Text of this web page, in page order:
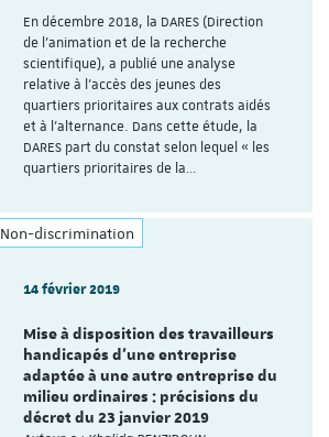
En décembre 2018, la DARES (Direction
de l’animation et de la recherche
scientifique), a publié une analyse
relative à l’accès des jeunes des
quartiers prioritaires aux contrats aidés
et à l’alternance. Dans cette étude, la
DARES part du constat selon lequel « les
quartiers prioritaires de la…
Non-discrimination
14 février 2019
Mise à disposition des travailleurs
handicapés d’une entreprise
adaptée à une autre entreprise du
milieu ordinaires : précisions du
décret du 23 janvier 2019